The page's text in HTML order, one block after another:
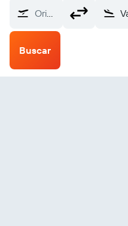
Origen
Buscar